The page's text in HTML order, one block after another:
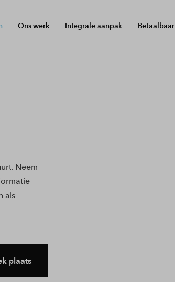
Ons werk Integrale aanpak Betaalbaar
Neem
als
plaats